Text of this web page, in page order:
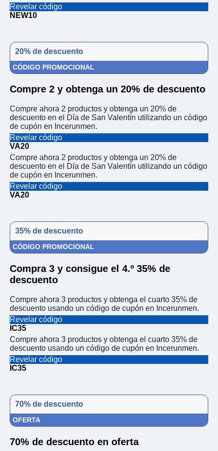
Revelar código
NEW10
20% de descuento
CÓDIGO PROMOCIONAL
Compre 2 y obtenga un 20% de descuento
Compre ahora 2 productos y obtenga un 20% de
descuento en el Día de San Valentín utilizando un código
de cupón en Incerunmen.
Revelar código
VA20
Compre ahora 2 productos y obtenga un 20% de
descuento en el Día de San Valentín utilizando un código
de cupón en Incerunmen.
Revelar código
VA20
35% de descuento
CÓDIGO PROMOCIONAL
Compra 3 y consigue el 4.º 35% de
descuento
Compre ahora 3 productos y obtenga el cuarto 35% de
descuento usando un código de cupón en Incerunmen.
Revelar código
IC35
Compre ahora 3 productos y obtenga el cuarto 35% de
descuento usando un código de cupón en Incerunmen.
Revelar código
IC35
70% de descuento
OFERTA
70% de descuento en oferta